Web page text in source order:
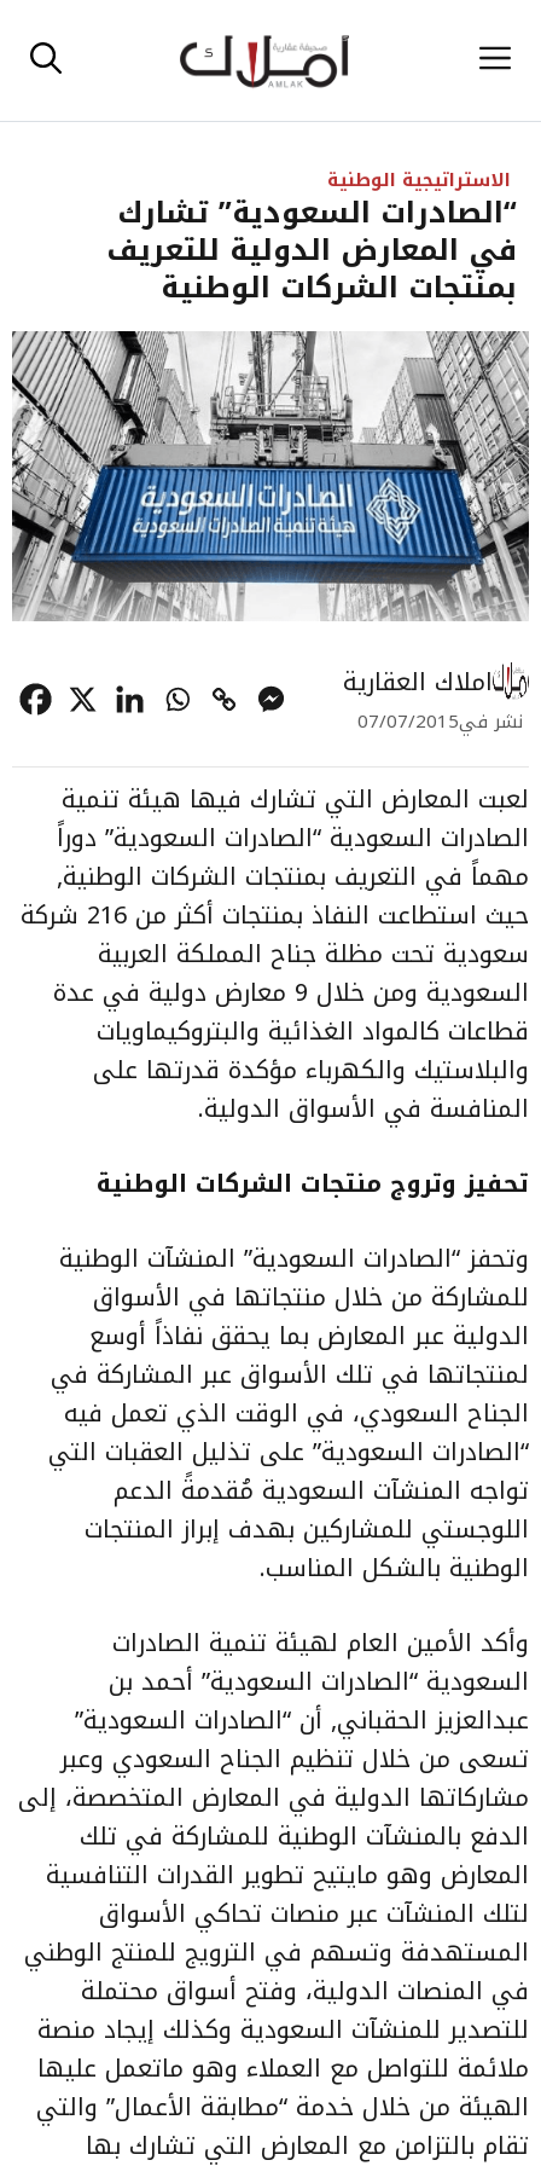
إلى القائمة
الاستراتيجية الوطنية
“الصادرات السعودية” تشارك
في المعارض الدولية للتعريف
بمنتجات الشركات الوطنية
املاك العقارية
نشر في07/07/2015
لعبت المعارض التي تشارك فيها هيئة تنمية
الصادرات السعودية “الصادرات السعودية” دوراً
مهماً في التعريف بمنتجات الشركات الوطنية,
حيث استطاعت النفاذ بمنتجات أكثر من 216 شركة
سعودية تحت مظلة جناح المملكة العربية
السعودية ومن خلال 9 معارض دولية في عدة
قطاعات كالمواد الغذائية والبتروكيماويات
والبلاستيك والكهرباء مؤكدة قدرتها على
المنافسة في الأسواق الدولية.
تحفيز وتروج منتجات الشركات الوطنية
وتحفز “الصادرات السعودية” المنشآت الوطنية
للمشاركة من خلال منتجاتها في الأسواق
الدولية عبر المعارض بما يحقق نفاذاً أوسع
لمنتجاتها في تلك الأسواق عبر المشاركة في
الجناح السعودي، في الوقت الذي تعمل فيه
“الصادرات السعودية” على تذليل العقبات التي
تواجه المنشآت السعودية مُقدمةً الدعم
اللوجستي للمشاركين بهدف إبراز المنتجات
الوطنية بالشكل المناسب.
وأكد الأمين العام لهيئة تنمية الصادرات
السعودية “الصادرات السعودية” أحمد بن
عبدالعزيز الحقباني, أن “الصادرات السعودية”
تسعى من خلال تنظيم الجناح السعودي وعبر
مشاركاتها الدولية في المعارض المتخصصة، إلى
الدفع بالمنشآت الوطنية للمشاركة في تلك
المعارض وهو مايتيح تطوير القدرات التنافسية
لتلك المنشآت عبر منصات تحاكي الأسواق
المستهدفة وتسهم في الترويج للمنتج الوطني
في المنصات الدولية، وفتح أسواق محتملة
للتصدير للمنشآت السعودية وكذلك إيجاد منصة
ملائمة للتواصل مع العملاء وهو ماتعمل عليها
الهيئة من خلال خدمة “مطابقة الأعمال” والتي
تقام بالتزامن مع المعارض التي تشارك بها